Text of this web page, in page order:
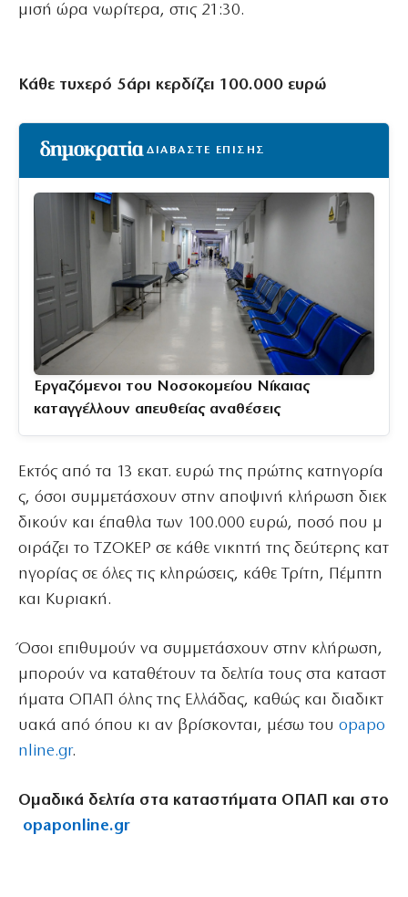
μισή ώρα νωρίτερα, στις 21:30.
Κάθε τυχερό 5άρι κερδίζει 100.000 ευρώ
ΔΙΑΒΑΣΤΕ ΕΠΙΣΗΣ
Εργαζόμενοι του Νοσοκομείου Νίκαιας
καταγγέλλουν απευθείας αναθέσεις
Εκτός από τα 13 εκατ. ευρώ της πρώτης κατηγορία
ς, όσοι συμμετάσχουν στην αποψινή κλήρωση διεκ
δικούν και έπαθλα των 100.000 ευρώ, ποσό που μ
οιράζει το ΤΖΟΚΕΡ σε κάθε νικητή της δεύτερης κατ
ηγορίας σε όλες τις κληρώσεις, κάθε Τρίτη, Πέμπτη
και Κυριακή.
Όσοι επιθυμούν να συμμετάσχουν στην κλήρωση,
μπορούν να καταθέτουν τα δελτία τους στα καταστ
ήματα ΟΠΑΠ όλης της Ελλάδας, καθώς και διαδικτ
υακά από όπου κι αν βρίσκονται, μέσω του opapo
nline.gr.
Ομαδικά δελτία στα καταστήματα ΟΠΑΠ και στο
opaponline.gr